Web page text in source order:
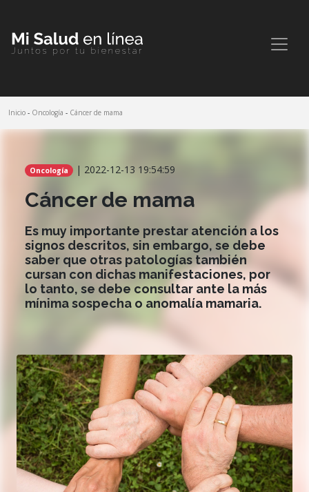
Comparte este artículo
Inicio - Oncología - Cáncer de mama
Oncología | 2022-12-13 19:54:59
Cáncer de mama
Es muy importante prestar atención a los
signos descritos, sin embargo, se debe
saber que otras patologías también
cursan con dichas manifestaciones, por
lo tanto, se debe consultar ante la más
mínima sospecha o anomalía mamaria.